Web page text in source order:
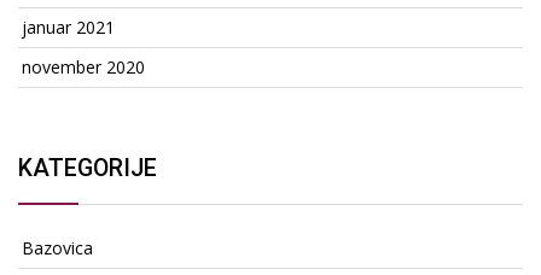
januar 2021
november 2020
KATEGORIJE
Bazovica